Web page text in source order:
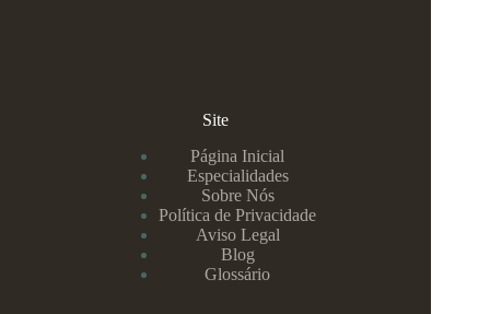
Site
Página Inicial
Especialidades
Sobre Nós
Política de Privacidade
Aviso Legal
Blog
Glossário